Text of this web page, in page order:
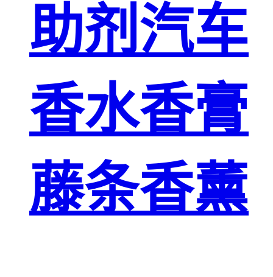
助剂汽车
香水香膏
藤条香薰